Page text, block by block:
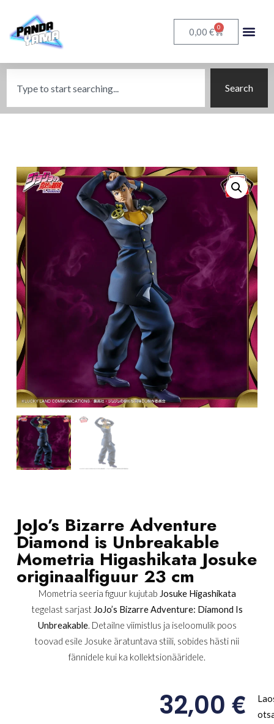
0,00 € 0
Search
JoJo’s Bizarre Adventure
Diamond is Unbreakable
Mometria Higashikata Josuke
originaalfiguur 23 cm
Mometria seeria figuur kujutab Josuke Higashikata
tegelast sarjastJoJo’s Bizarre Adventure: Diamond Is
Unbreakable. Detailne viimistlus ja iseloomulik poos
toovad esile Josuke äratuntava stiili, sobides hästi nii
fännidele kui ka kollektsionääridele.
32,00€